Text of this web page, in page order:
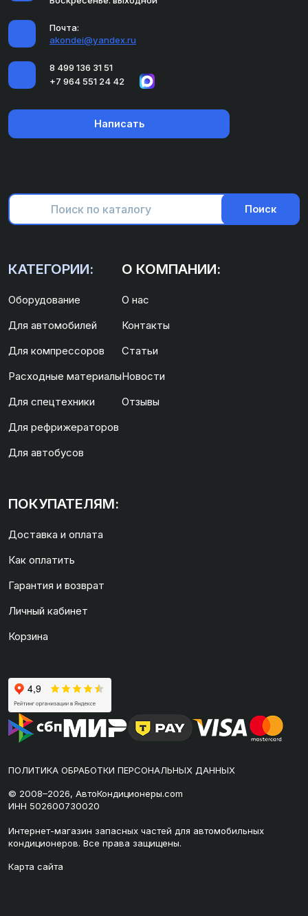
Почта:
akondei@yandex.ru
8 499 136 31 51
+7 964 551 24 42
Написать
Поиск
КАТЕГОРИИ:
Оборудование
Для автомобилей
Для компрессоров
Расходные материалы
Для спецтехники
Для рефрижераторов
Для автобусов
О КОМПАНИИ:
О нас
Контакты
Статьи
Новости
Отзывы
ПОКУПАТЕЛЯМ:
Доставка и оплата
Как оплатить
Гарантия и возврат
Личный кабинет
Корзина
ПОЛИТИКА ОБРАБОТКИ ПЕРСОНАЛЬНЫХ ДАННЫХ
© 2008–2026, АвтоКондиционеры.com
ИНН 502600730020
Интернет-магазин запасных частей для автомобильных
кондиционеров. Все права защищены.
Карта сайта